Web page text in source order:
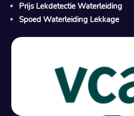
Gratis offerte in 24 uur
Prijs Lekdetectie Waterleiding
Spoed Waterleiding Lekkage